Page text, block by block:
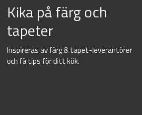
Kika på färg och
tapeter
Inspireras av färg & tapet-leverantörer
och få tips för ditt kök.